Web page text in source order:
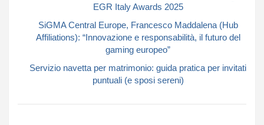
EGR Italy Awards 2025
SiGMA Central Europe, Francesco Maddalena (Hub
Affiliations): “Innovazione e responsabilità, il futuro del
gaming europeo”
Servizio navetta per matrimonio: guida pratica per invitati
puntuali (e sposi sereni)